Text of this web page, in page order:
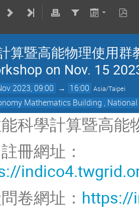
算暨高能物理使用群
on Nov. 15
2023, 09:00 → 16:00 Asia/Taipei
Mathematics Building ,
科學計算暨高能
冊網址：
卷網址： https://